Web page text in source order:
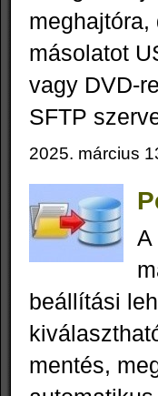
másolatot
vagy DVD-
SFTP
2025. március
A
beállítási
mentés,